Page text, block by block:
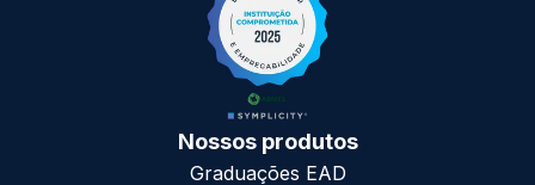
Nossos produtos
Graduações EAD